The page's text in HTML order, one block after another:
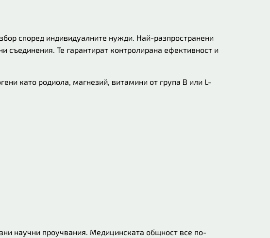
според индивидуалните нужди. Най-разпространени
съединения. Те гарантират контролирана ефективност и
като родиола, магнезий, витамини от група B или L-
научни проучвания. Медицинската общност все по-